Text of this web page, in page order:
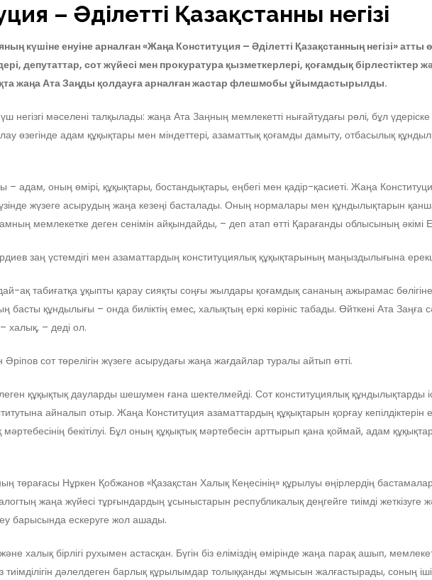
– Әділетті Қазақстанның негізі
күшіне енуіне арналған «Жаңа Конституция – Әділетті Қазақстанның негізі»
депутаттар, сот жүйесі мен прокуратура қызметкерлері, қоғамдық
жаңа Ата Заңды қолдауға арналған жастар флешмобы ұйымдастырылды.
мәселені талқылады: жаңа Ата Заңның мемлекетті нығайтудағы рөлі, бұл
өзегінде адам құқықтары мен міндеттері, азаматтық қоғамды дамыту, отбасылық
адам, оның өмірі, құқықтары, бостандықтары, еңбегі мен қадір-қасиеті. Жаңа
жүзеге асырудың жаңа кезеңі басталады. Оның нормалары мен құндылықтарын
мемлекетке деген сенімін айқындайды, – деп атап өтті Қарағанды облысының әкімі
заң үстемдігі мен азаматтардың конституциялық құқықтарының маңыздылығына
ақ табиғатқа ұқыпты қарау сияқты соңғы жылдары қоғамдық сананың ажырамас
басты құндылығы – онда биліктің емес, халықтың еркі көрініс табады. Өйткені Ата Заңға
– халық, – деді ол.
сот төрелігін жүзеге асырудағы жаңа жағдайлар туралы айтып өтті.
құқықтық дауларды шешумен ғана шектелмейді. Сот конституциялық
айналып отыр. Жаңа Конституция азаматтардың құқықтарын қорғау
бекітілуі. Бұл оның құқықтық мәртебесін арттырып қана қоймай, адам
төрағасы Нұркен Қобжанов «Қазақстан Халық Кеңесінің» құрылуы өңірлердің
жаңа жүйесі тұрғындардың ұсыныстарын республикалық деңгейге тиімді
барысында ескеруге жол ашады.
халық бірлігі рухымен астасқан. Бүгін біз еліміздің өмірінде жаңа парақ ашып,
дәлелдеген барлық құрылымдар толыққанды жұмысын жалғастырады, соның